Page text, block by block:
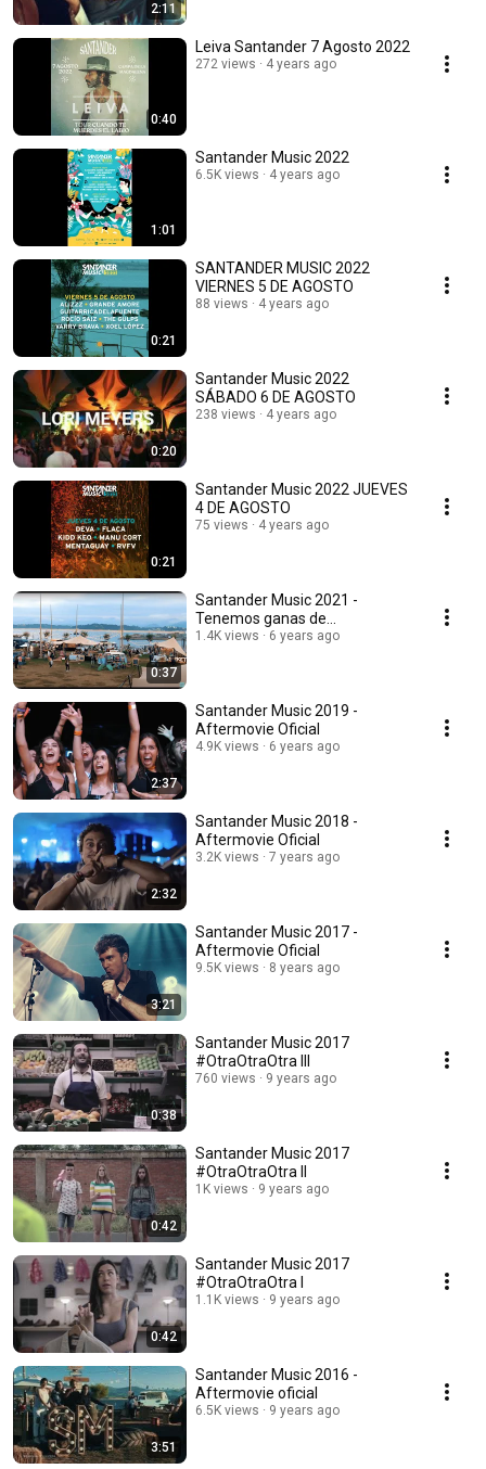
2:11
0:40
Leiva Santander 7 Agosto 2022
272 views 4 years ago
1:01
Santander Music 2022
6.5K views 4 years ago
0:21
SANTANDER MUSIC 2022
VIERNES 5 DE AGOSTO
88 views 4 years ago
0:20
Santander Music 2022
SÁBADO 6 DE AGOSTO
238 views 4 years ago
0:21
Santander Music 2022 JUEVES
4 DE AGOSTO
75 views 4 years ago
0:37
Santander Music 2021 -
Tenemos ganas de...
1.4K views 6 years ago
2:37
Santander Music 2019 -
Aftermovie Oficial
4.9K views 6 years ago
2:32
Santander Music 2018 -
Aftermovie Oficial
3.2K views 7 years ago
3:21
Santander Music 2017 -
Aftermovie Oficial
9.5K views 8 years ago
0:38
Santander Music 2017
#OtraOtraOtra III
760 views 9 years ago
0:42
Santander Music 2017
#OtraOtraOtra II
1K views 9 years ago
0:42
Santander Music 2017
#OtraOtraOtra I
1.1K views 9 years ago
3:51
Santander Music 2016 -
Aftermovie oficial
6.5K views 9 years ago